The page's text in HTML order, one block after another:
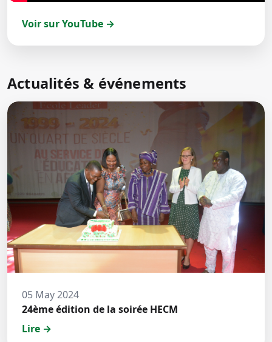
Voir sur YouTube →
Actualités & événements
05 May 2024
24ème édition de la soirée HECM
Lire →